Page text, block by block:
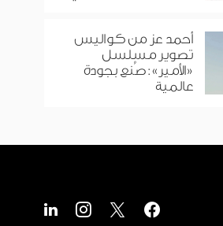
أحمد عز من كواليس
تصوير مسلسل
«الأمير»: صُنع بجودة
عالمية